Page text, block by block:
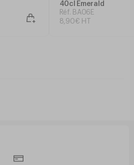
40cl Emerald
Réf. BA06E
8,90€ HT